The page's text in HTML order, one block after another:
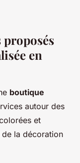
proposés
en
boutique
autour des
et
la décoration